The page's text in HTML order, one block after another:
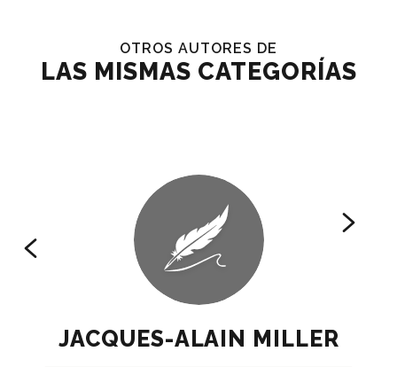
OTROS AUTORES DE
LAS MISMAS CATEGORÍAS
JACQUES-ALAIN MILLER